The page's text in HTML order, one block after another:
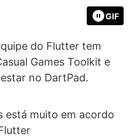
GIF
do Flutter tem
Games Toolkit e
no DartPad.
está muito em acordo